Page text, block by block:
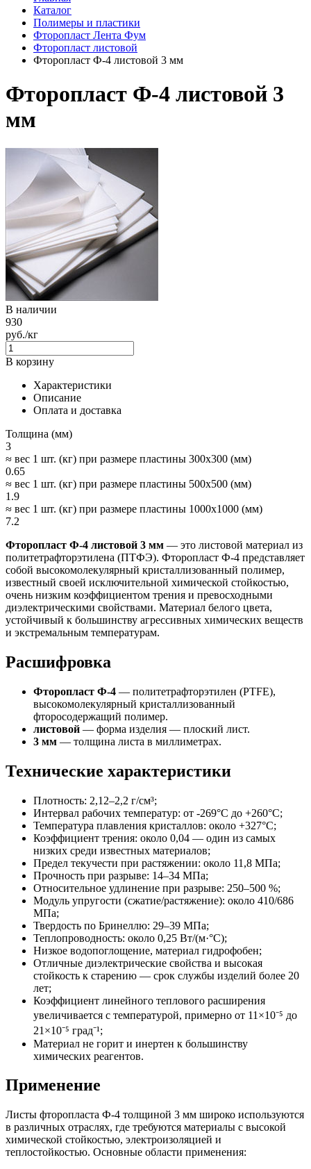
Каталог
Полимеры и пластики
Фторопласт Лента Фум
Фторопласт листовой
Фторопласт Ф-4 листовой 3 мм
Фторопласт Ф-4 листовой 3
мм
В наличии
930
руб./кг
В корзину
Характеристики
Описание
Оплата и доставка
Толщина (мм)
3
≈ вес 1 шт. (кг) при размере пластины 300x300 (мм)
0.65
≈ вес 1 шт. (кг) при размере пластины 500x500 (мм)
1.9
≈ вес 1 шт. (кг) при размере пластины 1000x1000 (мм)
7.2
Фторопласт Ф-4 листовой 3 мм — это листовой материал из
политетрафторэтилена (ПТФЭ). Фторопласт Ф-4 представляет
собой высокомолекулярный кристаллизованный полимер,
известный своей исключительной химической стойкостью,
очень низким коэффициентом трения и превосходными
диэлектрическими свойствами. Материал белого цвета,
устойчивый к большинству агрессивных химических веществ
и экстремальным температурам.
Расшифровка
Фторопласт Ф-4 — политетрафторэтилен (PTFE),
высокомолекулярный кристаллизованный
фторосодержащий полимер.
листовой — форма изделия — плоский лист.
3 мм — толщина листа в миллиметрах.
Технические характеристики
Плотность: 2,12–2,2 г/см³;
Интервал рабочих температур: от -269°C до +260°C;
Температура плавления кристаллов: около +327°C;
Коэффициент трения: около 0,04 — один из самых
низких среди известных материалов;
Предел текучести при растяжении: около 11,8 МПа;
Прочность при разрыве: 14–34 МПа;
Относительное удлинение при разрыве: 250–500 %;
Модуль упругости (сжатие/растяжение): около 410/686
МПа;
Твердость по Бринеллю: 29–39 МПа;
Теплопроводность: около 0,25 Вт/(м·°C);
Низкое водопоглощение, материал гидрофобен;
Отличные диэлектрические свойства и высокая
стойкость к старению — срок службы изделий более 20
лет;
Коэффициент линейного теплового расширения
увеличивается с температурой, примерно от 11×10⁻⁵ до
21×10⁻⁵ град⁻¹;
Материал не горит и инертен к большинству
химических реагентов.
Применение
Листы фторопласта Ф-4 толщиной 3 мм широко используются
в различных отраслях, где требуются материалы с высокой
химической стойкостью, электроизоляцией и
теплостойкостью. Основные области применения: